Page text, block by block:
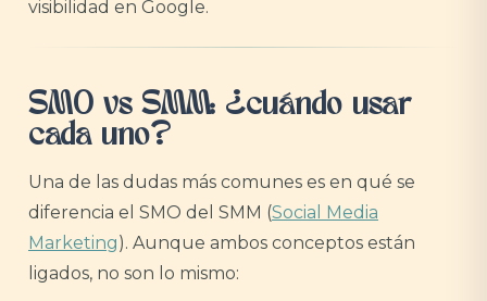
visibilidad en Google.
SMO vs SMM: ¿cuándo usar
cada uno?
Una de las dudas más comunes es en qué se
diferencia el SMO del SMM (Social Media
Marketing). Aunque ambos conceptos están
ligados, no son lo mismo: